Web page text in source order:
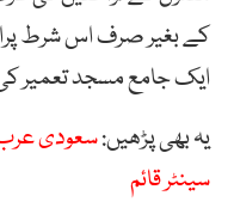
کے بغیر صرف اس شرط
ایک جامع مسجد تعمیر
یہ بھی پڑھیں:سعودی عرب
سینٹر قائم